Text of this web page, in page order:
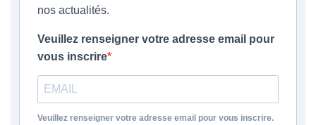
nos actualités.
Veuillez renseigner votre adresse email pour
vous inscrire
Veuillez renseigner votre adresse email pour vous inscrire.